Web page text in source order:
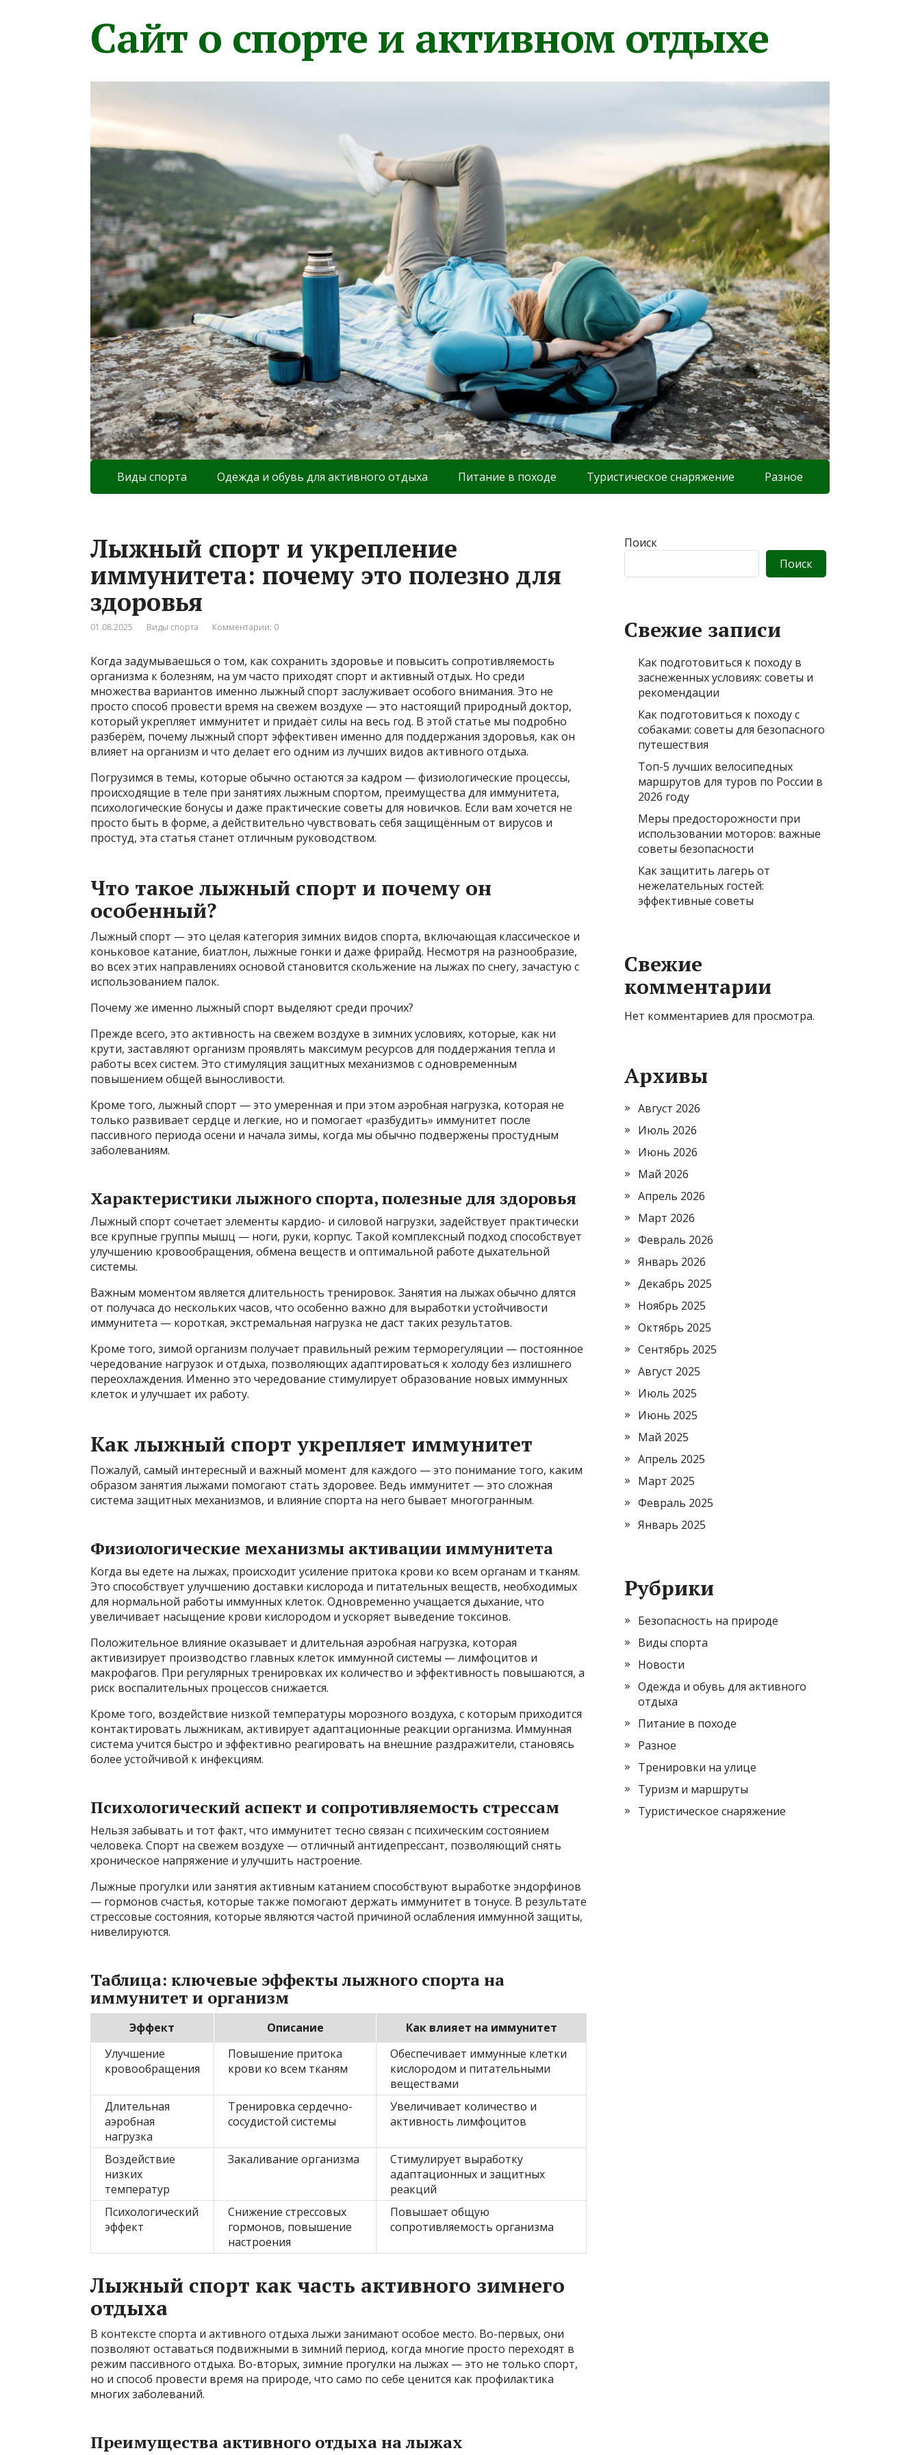
Сайт о спорте и активном отдыхе
Виды спорта Одежда и обувь для активного отдыха Питание в походе Туристическое снаряжение Разное
Лыжный спорт и укрепление
иммунитета: почему это полезно для
здоровья
01.08.2025 Виды спорта Комментарии: 0
Когда задумываешься о том, как сохранить здоровье и повысить сопротивляемость
организма к болезням, на ум часто приходят спорт и активный отдых. Но среди
множества вариантов именно лыжный спорт заслуживает особого внимания. Это не
просто способ провести время на свежем воздухе — это настоящий природный доктор,
который укрепляет иммунитет и придаёт силы на весь год. В этой статье мы подробно
разберём, почему лыжный спорт эффективен именно для поддержания здоровья, как он
влияет на организм и что делает его одним из лучших видов активного отдыха.
Погрузимся в темы, которые обычно остаются за кадром — физиологические процессы,
происходящие в теле при занятиях лыжным спортом, преимущества для иммунитета,
психологические бонусы и даже практические советы для новичков. Если вам хочется не
просто быть в форме, а действительно чувствовать себя защищённым от вирусов и
простуд, эта статья станет отличным руководством.
Что такое лыжный спорт и почему он
особенный?
Лыжный спорт — это целая категория зимних видов спорта, включающая классическое и
коньковое катание, биатлон, лыжные гонки и даже фрирайд. Несмотря на разнообразие,
во всех этих направлениях основой становится скольжение на лыжах по снегу, зачастую с
использованием палок.
Почему же именно лыжный спорт выделяют среди прочих?
Прежде всего, это активность на свежем воздухе в зимних условиях, которые, как ни
крути, заставляют организм проявлять максимум ресурсов для поддержания тепла и
работы всех систем. Это стимуляция защитных механизмов с одновременным
повышением общей выносливости.
Кроме того, лыжный спорт — это умеренная и при этом аэробная нагрузка, которая не
только развивает сердце и легкие, но и помогает «разбудить» иммунитет после
пассивного периода осени и начала зимы, когда мы обычно подвержены простудным
заболеваниям.
Характеристики лыжного спорта, полезные для здоровья
Лыжный спорт сочетает элементы кардио- и силовой нагрузки, задействует практически
все крупные группы мышц — ноги, руки, корпус. Такой комплексный подход способствует
улучшению кровообращения, обмена веществ и оптимальной работе дыхательной
системы.
Важным моментом является длительность тренировок. Занятия на лыжах обычно длятся
от получаса до нескольких часов, что особенно важно для выработки устойчивости
иммунитета — короткая, экстремальная нагрузка не даст таких результатов.
Кроме того, зимой организм получает правильный режим терморегуляции — постоянное
чередование нагрузок и отдыха, позволяющих адаптироваться к холоду без излишнего
переохлаждения. Именно это чередование стимулирует образование новых иммунных
клеток и улучшает их работу.
Как лыжный спорт укрепляет иммунитет
Пожалуй, самый интересный и важный момент для каждого — это понимание того, каким
образом занятия лыжами помогают стать здоровее. Ведь иммунитет — это сложная
система защитных механизмов, и влияние спорта на него бывает многогранным.
Физиологические механизмы активации иммунитета
Когда вы едете на лыжах, происходит усиление притока крови ко всем органам и тканям.
Это способствует улучшению доставки кислорода и питательных веществ, необходимых
для нормальной работы иммунных клеток. Одновременно учащается дыхание, что
увеличивает насыщение крови кислородом и ускоряет выведение токсинов.
Положительное влияние оказывает и длительная аэробная нагрузка, которая
активизирует производство главных клеток иммунной системы — лимфоцитов и
макрофагов. При регулярных тренировках их количество и эффективность повышаются, а
риск воспалительных процессов снижается.
Кроме того, воздействие низкой температуры морозного воздуха, с которым приходится
контактировать лыжникам, активирует адаптационные реакции организма. Иммунная
система учится быстро и эффективно реагировать на внешние раздражители, становясь
более устойчивой к инфекциям.
Психологический аспект и сопротивляемость стрессам
Нельзя забывать и тот факт, что иммунитет тесно связан с психическим состоянием
человека. Спорт на свежем воздухе — отличный антидепрессант, позволяющий снять
хроническое напряжение и улучшить настроение.
Лыжные прогулки или занятия активным катанием способствуют выработке эндорфинов
— гормонов счастья, которые также помогают держать иммунитет в тонусе. В результате
стрессовые состояния, которые являются частой причиной ослабления иммунной защиты,
нивелируются.
Таблица: ключевые эффекты лыжного спорта на
иммунитет и организм
Эффект Описание
Как влияет на иммунитет
Улучшение
кровообращения
Повышение притока
крови ко всем тканям
Обеспечивает иммунные клетки
кислородом и питательными
веществами
Длительная
аэробная
нагрузка
Тренировка сердечно-
сосудистой системы
Увеличивает количество и
активность лимфоцитов
Воздействие
низких
температур
Закаливание организма
Стимулирует выработку
адаптационных и защитных
реакций
Психологический
эффект
Снижение стрессовых
гормонов, повышение
настроения
Повышает общую
сопротивляемость организма
Лыжный спорт как часть активного зимнего
отдыха
В контексте спорта и активного отдыха лыжи занимают особое место. Во-первых, они
позволяют оставаться подвижными в зимний период, когда многие просто переходят в
режим пассивного отдыха. Во-вторых, зимние прогулки на лыжах — это не только спорт,
но и способ провести время на природе, что само по себе ценится как профилактика
многих заболеваний.
Преимущества активного отдыха на лыжах
Поиск
Поиск
Свежие записи
Как подготовиться к походу в
заснеженных условиях: советы и
рекомендации
Как подготовиться к походу с
собаками: советы для безопасного
путешествия
Топ-5 лучших велосипедных
маршрутов для туров по России в
2026 году
Меры предосторожности при
использовании моторов: важные
советы безопасности
Как защитить лагерь от
нежелательных гостей:
эффективные советы
Свежие
комментарии
Нет комментариев для просмотра.
Архивы
Август 2026
Июль 2026
Июнь 2026
Май 2026
Апрель 2026
Март 2026
Февраль 2026
Январь 2026
Декабрь 2025
Ноябрь 2025
Октябрь 2025
Сентябрь 2025
Август 2025
Июль 2025
Июнь 2025
Май 2025
Апрель 2025
Март 2025
Февраль 2025
Январь 2025
Рубрики
Безопасность на природе
Виды спорта
Новости
Одежда и обувь для активного
отдыха
Питание в походе
Разное
Тренировки на улице
Туризм и маршруты
Туристическое снаряжение